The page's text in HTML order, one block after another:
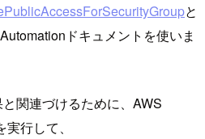
と
ドキュメントを使いま
関連づけるために、AWS
行して、